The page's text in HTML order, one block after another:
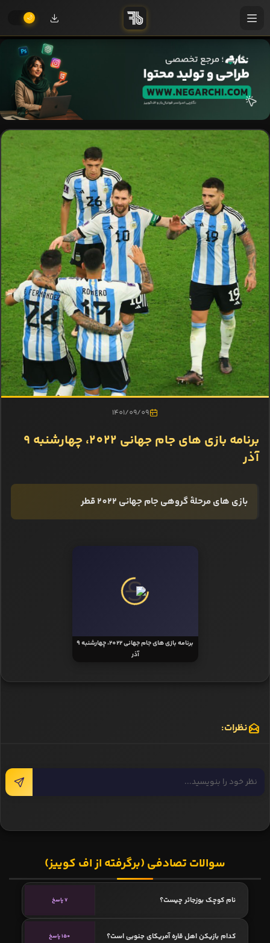
1401/09/09
برنامه بازی‌ های جام جهانی 2022، چهارشنبه 9
آذر
بازی‌ های مرحلۀ گروهی جام جهانی 2022 قطر
برنامه بازی‌ های جام جهانی 2022، چهارشنبه 9
آذر
نظرات:
سوالات تصادفی (برگرفته از اف کوییز)
نام کوچک بوزجائر چیست؟ 7 پاسخ
کدام بازیکن اهل قاره آمریکای جنوبی است؟ 150 پاسخ